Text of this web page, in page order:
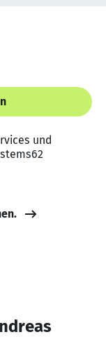
und